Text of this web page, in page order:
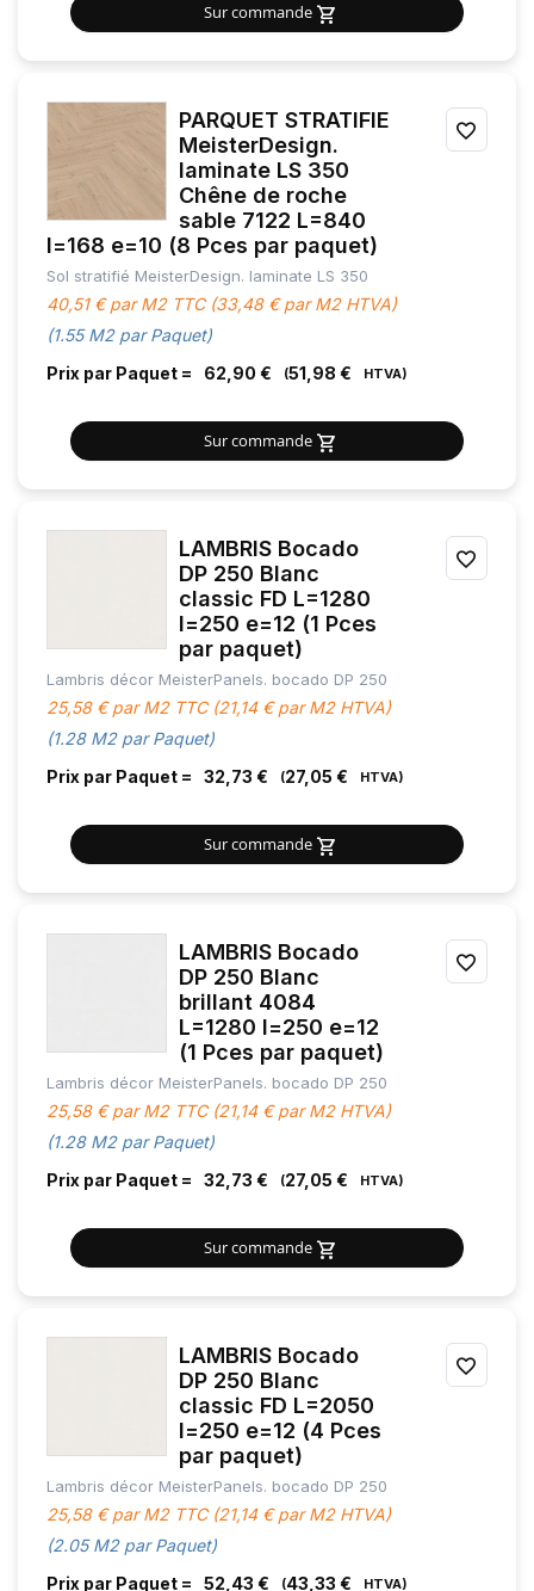
Sur commande
PARQUET STRATIFIE
MeisterDesign.
laminate LS 350
Chêne de roche
sable 7122 L=840
l=168 e=10 (8 Pces par paquet)
Sol stratifié MeisterDesign. laminate LS 350
40,51 € par M2 TTC (33,48 € par M2 HTVA)
(1.55 M2 par Paquet)
Prix par Paquet =
62,90 € 51,98 €
Sur commande
LAMBRIS Bocado
DP 250 Blanc
classic FD L=1280
l=250 e=12 (1 Pces
par paquet)
Lambris décor MeisterPanels. bocado DP 250
25,58 € par M2 TTC (21,14 € par M2 HTVA)
(1.28 M2 par Paquet)
Prix par Paquet =
32,73 € 27,05 €
Sur commande
LAMBRIS Bocado
DP 250 Blanc
brillant 4084
L=1280 l=250 e=12
(1 Pces par paquet)
Lambris décor MeisterPanels. bocado DP 250
25,58 € par M2 TTC (21,14 € par M2 HTVA)
(1.28 M2 par Paquet)
Prix par Paquet =
32,73 € 27,05 €
Sur commande
LAMBRIS Bocado
DP 250 Blanc
classic FD L=2050
l=250 e=12 (4 Pces
par paquet)
Lambris décor MeisterPanels. bocado DP 250
25,58 € par M2 TTC (21,14 € par M2 HTVA)
(2.05 M2 par Paquet)
Prix par Paquet =
52,43 € 43,33 €